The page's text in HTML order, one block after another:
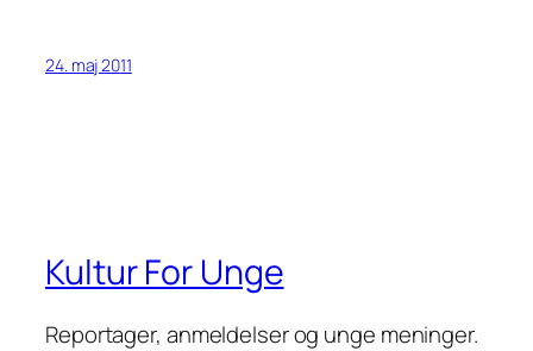
24. maj 2011
Kultur For Unge
Reportager, anmeldelser og unge meninger.